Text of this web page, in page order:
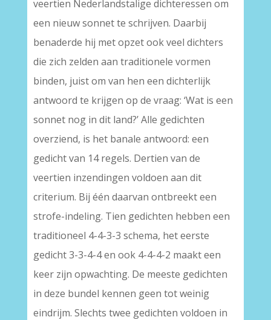
veertien Nederlandstalige dichteressen om
een nieuw sonnet te schrijven. Daarbij
benaderde hij met opzet ook veel dichters
die zich zelden aan traditionele vormen
binden, juist om van hen een dichterlijk
antwoord te krijgen op de vraag: ‘Wat is een
sonnet nog in dit land?’ Alle gedichten
overziend, is het banale antwoord: een
gedicht van 14 regels. Dertien van de
veertien inzendingen voldoen aan dit
criterium. Bij één daarvan ontbreekt een
strofe-indeling. Tien gedichten hebben een
traditioneel 4-4-3-3 schema, het eerste
gedicht 3-3-4-4 en ook 4-4-4-2 maakt een
keer zijn opwachting. De meeste gedichten
in deze bundel kennen geen tot weinig
eindrijm. Slechts twee gedichten voldoen in